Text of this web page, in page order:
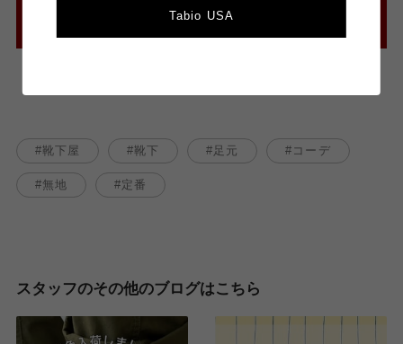
靴下屋 靴下 足元 コーデ
無地 定番
スタッフのその他のブログはこちら
Tabio USA